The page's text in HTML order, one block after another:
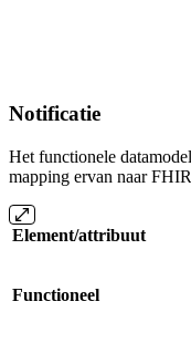
Notificatie
Het functionele
mapping ervan naar
Element/attribuut
Functioneel